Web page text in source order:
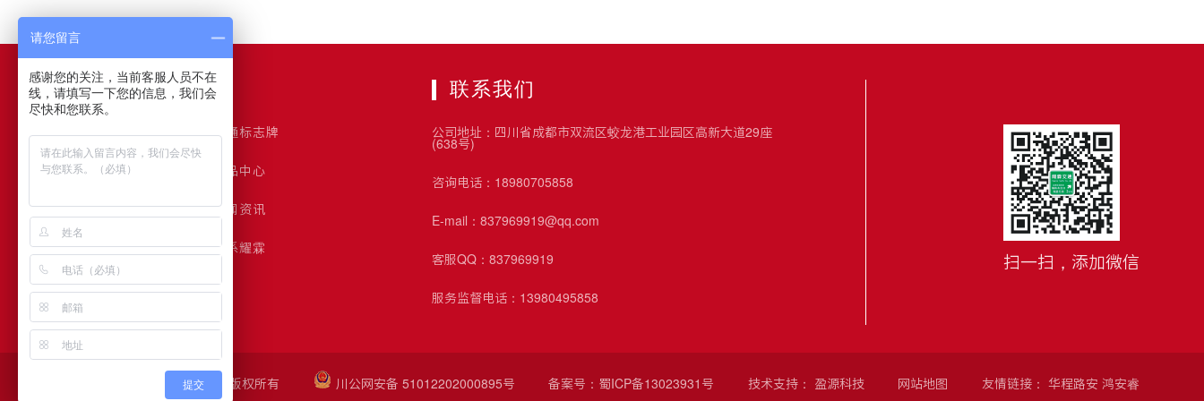
网站导航
耀霖首页 交通标志牌
交通标志杆 产品中心
客户案例 新闻资讯
关于耀霖 联系耀霖
联系我们
公司地址：四川省成都市双流区蛟龙港工业园区高新大道29座
(638号)
咨询电话：18980705858
E-mail：837969919@qq.com
客服QQ：837969919
服务监督电话：13980495858
扫一扫，添加微信
四川耀霖交通工程有限公司 版权所有 川公网安备 51012202000895号 备案号： 蜀ICP备13023931号 技术支持： 盈源科技 网站地图 友情链接： 华程路安 鸿安睿
请您留言
感谢您的关注，当前客服人员不在
线，请填写一下您的信息，我们会
尽快和您联系。
提交